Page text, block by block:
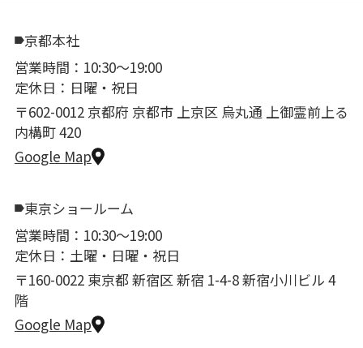
京都本社
営業時間：10:30〜19:00
定休日：日曜・祝日
〒602-0012 京都府 京都市 上京区 烏丸通 上御霊前上る
内構町 420
Google Map
東京ショールーム
営業時間：10:30〜19:00
定休日：土曜・日曜・祝日
〒160-0022 東京都 新宿区 新宿 1-4-8 新宿小川ビル 4
階
Google Map